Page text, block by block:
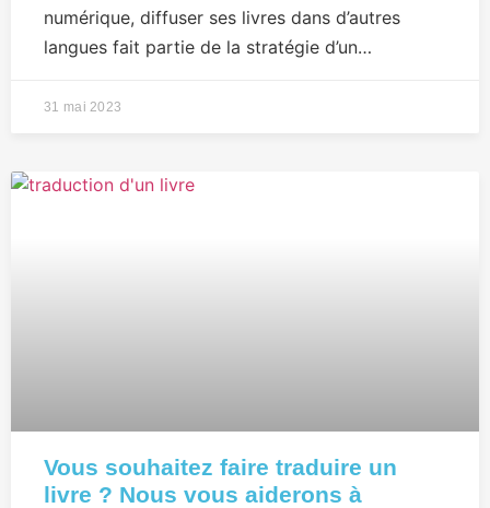
numérique, diffuser ses livres dans d’autres
langues fait partie de la stratégie d’un…
31 mai 2023
Vous souhaitez faire traduire un
livre ? Nous vous aiderons à